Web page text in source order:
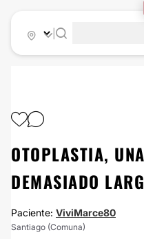
OTOPLASTIA,
DEMASIADO
Paciente: ViviMarce80
Santiago (Comuna)